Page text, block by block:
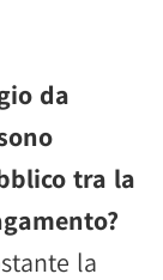
da
tra la
la